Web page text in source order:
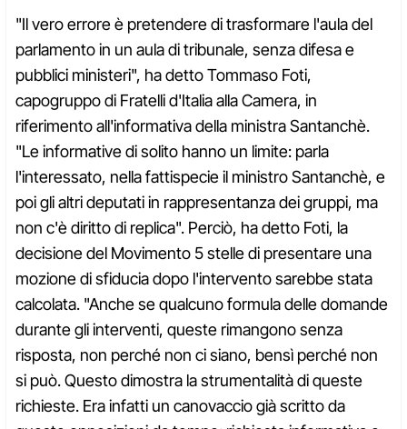
"Il vero errore è pretendere di trasformare l'aula del
parlamento in un aula di tribunale, senza difesa e
pubblici ministeri", ha detto Tommaso Foti,
capogruppo di Fratelli d'Italia alla Camera, in
riferimento all'informativa della ministra Santanchè.
"Le informative di solito hanno un limite: parla
l'interessato, nella fattispecie il ministro Santanchè, e
poi gli altri deputati in rappresentanza dei gruppi, ma
non c'è diritto di replica". Perciò, ha detto Foti, la
decisione del Movimento 5 stelle di presentare una
mozione di sfiducia dopo l'intervento sarebbe stata
calcolata. "Anche se qualcuno formula delle domande
durante gli interventi, queste rimangono senza
risposta, non perché non ci siano, bensì perché non
si può. Questo dimostra la strumentalità di queste
richieste. Era infatti un canovaccio già scritto da